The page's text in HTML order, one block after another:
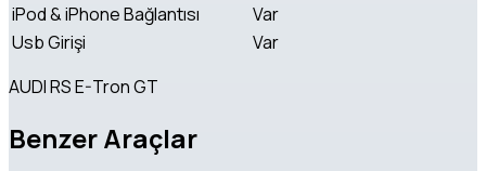
iPod & iPhone Bağlantısı
Var
Usb Girişi
Var
AUDI RS E-Tron GT
Benzer Araçlar